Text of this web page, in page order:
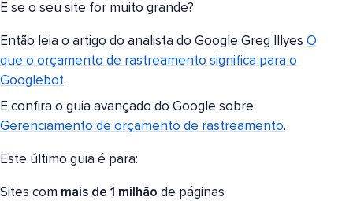
E se o seu site for muito grande?
Então leia o artigo do analista do Google Greg Illyes O
que o orçamento de rastreamento significa para o
Googlebot.
E confira o guia avançado do Google sobre
Gerenciamento de orçamento de rastreamento.
Este último guia é para:
Sites com mais de 1 milhão de páginas